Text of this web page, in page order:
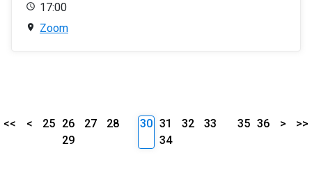
17:00
Zoom
<< < 25 26 27
28
29
30 31 32
33
34
35 36 > >>